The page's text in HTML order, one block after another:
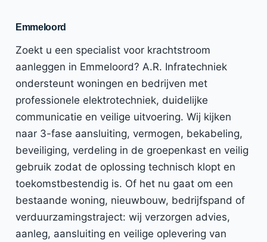
Emmeloord
Zoekt u een specialist voor krachtstroom
aanleggen in Emmeloord? A.R. Infratechniek
ondersteunt woningen en bedrijven met
professionele elektrotechniek, duidelijke
communicatie en veilige uitvoering. Wij kijken
naar 3-fase aansluiting, vermogen, bekabeling,
beveiliging, verdeling in de groepenkast en veilig
gebruik zodat de oplossing technisch klopt en
toekomstbestendig is. Of het nu gaat om een
bestaande woning, nieuwbouw, bedrijfspand of
verduurzamingstraject: wij verzorgen advies,
aanleg, aansluiting en veilige oplevering van